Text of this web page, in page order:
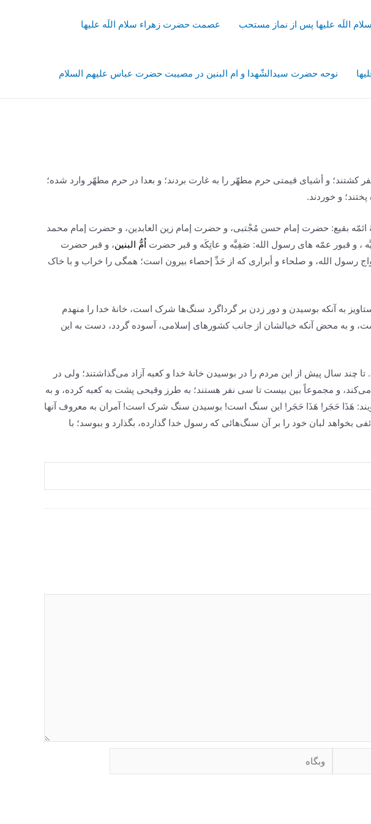
اللَه علیها پس از نماز مستحب عصمت حضرت زهراء سلام اللَه علیها
نوحه حضرت سیدالشّهدا و ام البنین در مصیبت حضرت عباس علیهم السلام
کشتند؛ و أشیاى قیمتى حرم مطهّر را به غارت بردند؛ و بعدا در حرم مطهّر وارد شده؛
و خوردند.
بقیع: حضرت إمام حسن مُجْتبى، و حضرت إمام زین العابدین، و حضرت إمام محمد
، و قبور عمّه هاى رسول الله: صَفِیَّه و عاتِکَه و قبر حضرت اُمُّ البنین، و قبر حضرت
رسول الله، و صلحاء و أبرارى که از حَدِّ إحصاء بیرون است؛ همگى را خراب و با خاک
به آنکه بوسیدن و دور زدن بر گرداگرد سنگ‌ها شرک است، خانۀ خدا را منهدم
و به محض آنکه خیالشان از جانب کشورهاى إسلامى، آسوده گردد، دست به این
سال پیش از این مردم را در بوسیدن خانۀ خدا و کعبه آزاد مى‌گذاشتند؛ ولى در
مى‌کند، و مجموعاً بین بیست تا سى نفر هستند؛ به طرز وقیحى پشت به کعبه کرده، و به
هَذَا حَجَر! هَذَا حَجَر ! این سنگ است! بوسیدن سنگ شرک است! آمران به معروف آنها
لبان خود را بر آن سنگ‌هائى که رسول خدا گذارده، بگذارد و ببوسد؛ با
وبگاه